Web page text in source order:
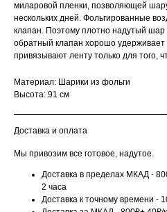
миларовой пленки, позволяющей
нескольких дней. Фольгированные
клапан. Поэтому плотно надутый шар
обратный клапан хорошо
привязывают ленту только для того,
Материал: Шарики из фольги
Высота: 91 см
Доставка и оплата
Мы привозим все готовое, надутое.
Доставка в пределах МКАД -
2 часа
Доставка к точному времени -